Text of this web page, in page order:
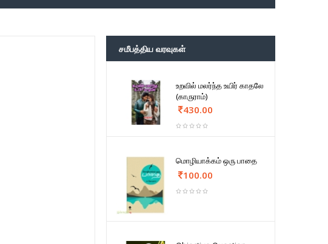
சமீபத்திய வரவுகள்
உறவில் மலர்ந்த உயிர் காதலே
(காருராம்)
430.00
மொழியாக்கம் ஒரு பாதை
100.00